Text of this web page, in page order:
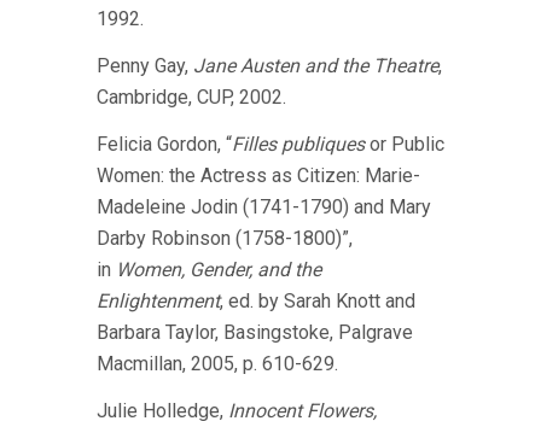
1992.
Penny Gay, Jane Austen and the Theatre,
Cambridge, CUP, 2002.
Felicia Gordon, “Filles publiquesor Public
Women: the Actress as Citizen: Marie-
Madeleine Jodin (1741-1790) and Mary
Darby Robinson (1758-1800)”,
in Women, Gender, and the
Enlightenment, ed. by Sarah Knott and
Barbara Taylor, Basingstoke, Palgrave
Macmillan, 2005, p. 610-629.
Julie Holledge, Innocent Flowers,